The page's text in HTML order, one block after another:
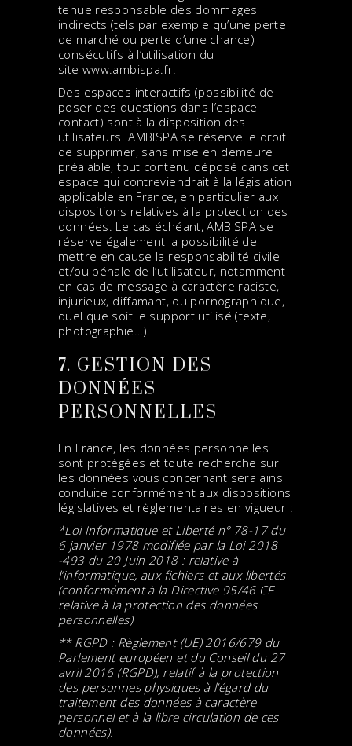
tenue responsable des dommages
indirects (tels par exemple qu’une perte
de marché ou perte d’une chance)
consécutifs à l’utilisation du
site www.ambispa.fr.
Des espaces interactifs (possibilité de
poser des questions dans l’espace
contact) sont à la disposition des
utilisateurs. AMBISPA se réserve le droit
de supprimer, sans mise en demeure
préalable, tout contenu déposé dans cet
espace qui contreviendrait à la législation
applicable en France, en particulier aux
dispositions relatives à la protection des
données. Le cas échéant, AMBISPA se
réserve également la possibilité de
mettre en cause la responsabilité civile
et/ou pénale de l’utilisateur, notamment
en cas de message à caractère raciste,
injurieux, diffamant, ou pornographique,
quel que soit le support utilisé (texte,
photographie…).
7. GESTION DES
DONNÉES
PERSONNELLES
En France, les données personnelles
sont protégées et toute recherche sur
les données vous concernant sera ainsi
conduite conformément aux dispositions
législatives et règlementaires en vigueur :
*Loi Informatique et Liberté n° 78-17 du
6 janvier 1978 modifiée par la Loi 2018
-493 du 20 Juin 2018 : relative à
l’informatique, aux fichiers et aux libertés
(conformément à la Directive 95/46 CE
relative à la protection des données
personnelles)
** RGPD : Règlement (UE) 2016/679 du
Parlement européen et du Conseil du 27
avril 2016 (RGPD), relatif à la protection
des personnes physiques à l’égard du
traitement des données à caractère
personnel et à la libre circulation de ces
données).